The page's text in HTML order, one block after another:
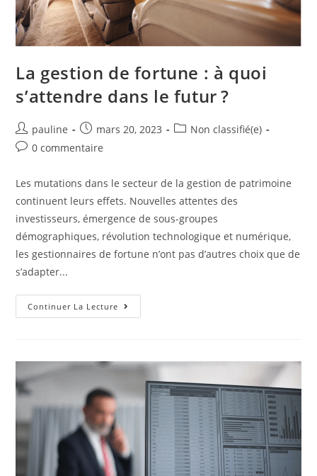
La gestion de fortune : à quoi
s’attendre dans le futur ?
pauline mars 20, 2023
Non classifié(e)
0 commentaire
Les mutations dans le secteur de la gestion de patrimoine
continuent leurs effets. Nouvelles attentes des
investisseurs, émergence de sous-groupes
démographiques, révolution technologique et numérique,
les gestionnaires de fortune n’ont pas d’autres choix que de
s’adapter...
Continuer La Lecture